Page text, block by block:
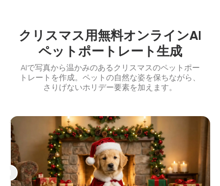
クリスマス用無料オンラインAI
ペットポートレート生成
AIで写真から温かみのあるクリスマスのペットポー
トレートを作成。ペットの自然な姿を保ちながら、
さりげないホリデー要素を加えます。